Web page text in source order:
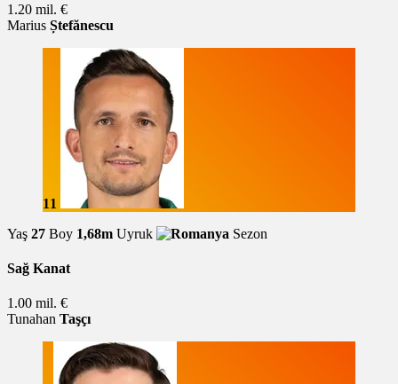
1.20 mil. €
Marius Ștefănescu
11
Yaş 27 Boy 1,68m Uyruk Sezon
Sağ Kanat
1.00 mil. €
Tunahan Taşçı